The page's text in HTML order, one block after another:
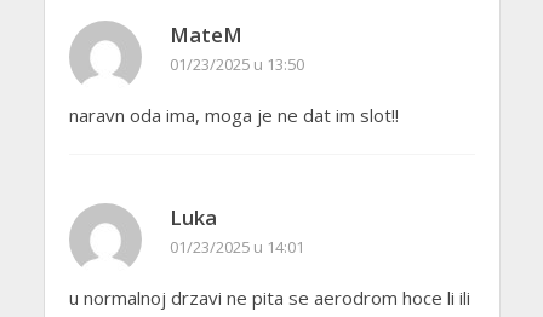
MateM
01/23/2025 u 13:50
naravn oda ima, moga je ne dat im slot!!
Luka
01/23/2025 u 14:01
u normalnoj drzavi ne pita se aerodrom hoce li ili